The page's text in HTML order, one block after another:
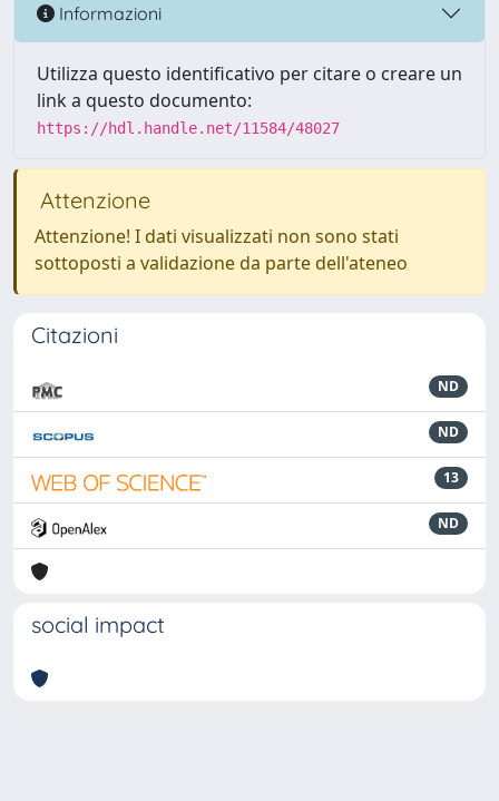
Informazioni
Utilizza questo identificativo per citare o creare un
link a questo documento:
https://hdl.handle.net/11584/48027
Attenzione
Attenzione! I dati visualizzati non sono stati
sottoposti a validazione da parte dell'ateneo
Citazioni
ND
ND
13
ND
social impact